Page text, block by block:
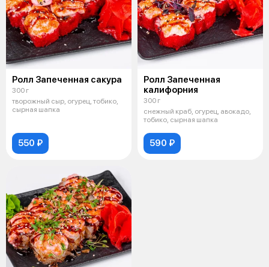
Ролл Запеченная сакура
300 г
творожный сыр, огурец, тобико,
сырная шапка
550 ₽
Ролл Запеченная
калифорния
300 г
снежный краб, огурец, авокадо,
тобико, сырная шапка
590 ₽